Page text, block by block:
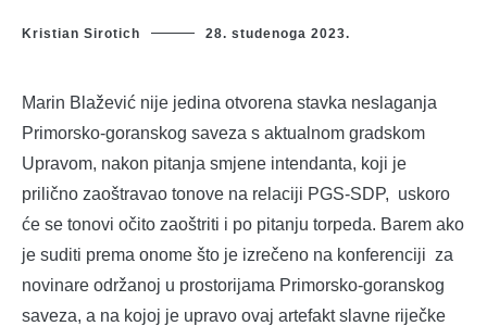
Kristian Sirotich 28. studenoga 2023.
Marin Blažević nije jedina otvorena stavka neslaganja
Primorsko-goranskog saveza s aktualnom gradskom
Upravom, nakon pitanja smjene intendanta, koji je
prilično zaoštravao tonove na relaciji PGS-SDP, uskoro
će se tonovi očito zaoštriti i po pitanju torpeda. Barem ako
je suditi prema onome što je izrečeno na konferenciji za
novinare održanoj u prostorijama Primorsko-goranskog
saveza, a na kojoj je upravo ovaj artefakt slavne riječke